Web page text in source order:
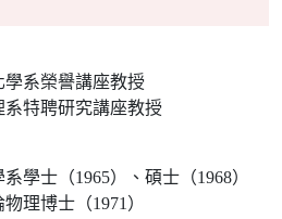
系榮譽講座教授
系特聘研究講座教授
學士（1965）、碩士（1968）
理博士（1971）